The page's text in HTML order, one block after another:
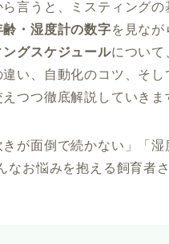
ら言うと、ミスティングの
齢・湿度計の数字を見なが
ングスケジュールについて
違い、自動化のコツ、そ
えつつ徹底解説していきま
きが面倒で続かない」「
なお悩みを抱える飼育者